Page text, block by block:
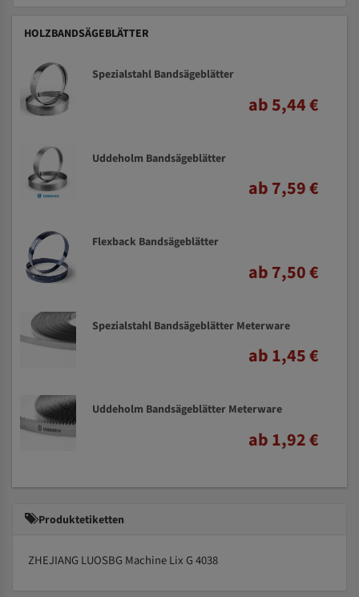
HOLZBANDSÄGEBLÄTTER
Spezialstahl Bandsägeblätter
ab 5,44 €
Uddeholm Bandsägeblätter
ab 7,59 €
Flexback Bandsägeblätter
ab 7,50 €
Spezialstahl Bandsägeblätter Meterware
ab 1,45 €
Uddeholm Bandsägeblätter Meterware
ab 1,92 €
Produktetiketten
ZHEJIANG LUOSBG Machine Lix G 4038